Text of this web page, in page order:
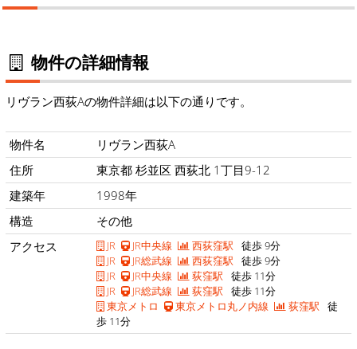
物件の詳細情報
リヴラン西荻Aの物件詳細は以下の通りです。
物件名
リヴラン西荻A
住所
東京都 杉並区 西荻北 1丁目9-12
建築年
1998年
構造
その他
アクセス
JR JR中央線 西荻窪駅 徒歩 9分
JR
JR総武線 西荻窪駅 徒歩 9分
JR
JR中央線 荻窪駅 徒歩 11分
JR
JR総武線 荻窪駅 徒歩 11分
東京メトロ
東京メトロ丸ノ内線 荻窪駅 徒
歩 11分